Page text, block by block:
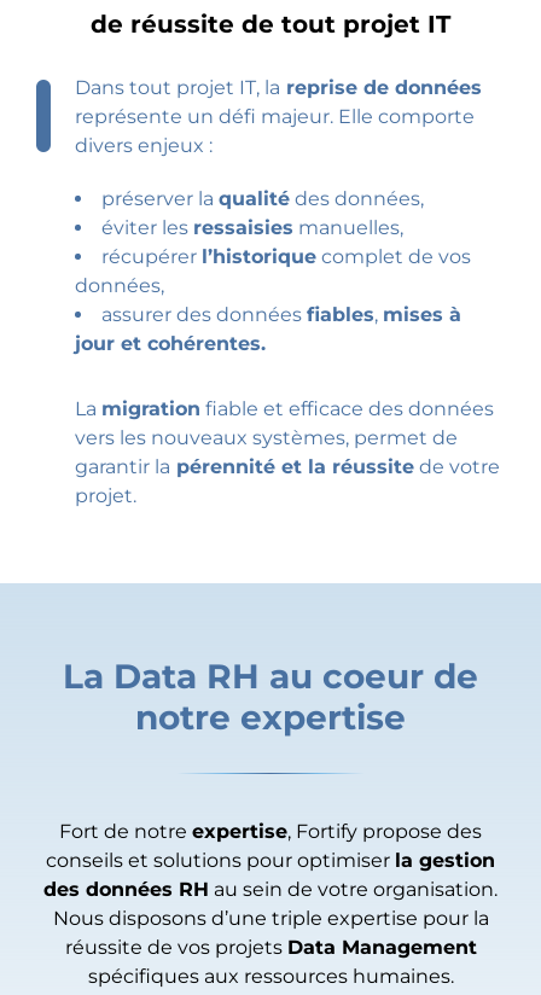
de réussite de tout projet IT
Dans tout projet IT, la reprise de données
représente un défi majeur. Elle comporte
divers enjeux :
préserver la qualité des données,
éviter les ressaisies manuelles,
récupérer l’historique complet de vos
données,
assurer des données fiables, mises à
jour et cohérentes.
La migration fiable et efficace des données
vers les nouveaux systèmes, permet de
garantir la pérennité et la réussite de votre
projet.
La Data RH au coeur de
notre expertise
Fort de notre expertise, Fortify propose des
conseils et solutions pour optimiser la gestion
des données RH au sein de votre organisation.
Nous disposons d’une triple expertise pour la
réussite de vos projets Data Management
spécifiques aux ressources humaines.